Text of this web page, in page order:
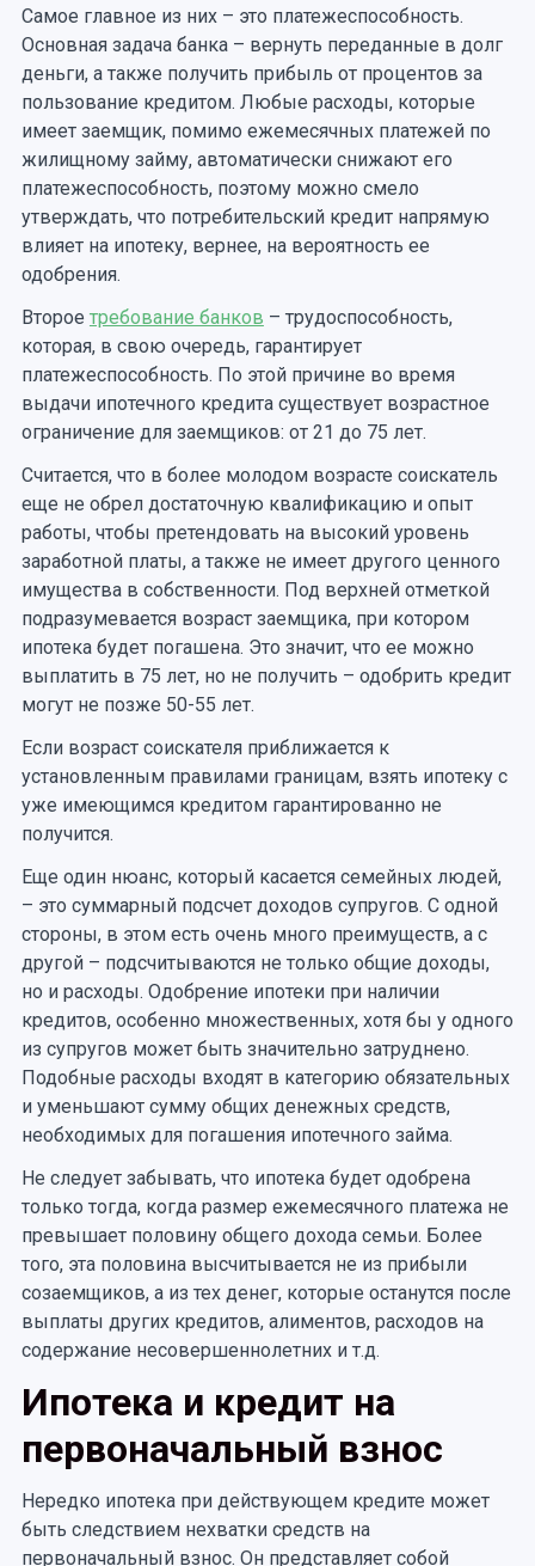
Самое главное из них – это платежеспособность.
Основная задача банка – вернуть переданные в долг
деньги, а также получить прибыль от процентов за
пользование кредитом. Любые расходы, которые
имеет заемщик, помимо ежемесячных платежей по
жилищному займу, автоматически снижают его
платежеспособность, поэтому можно смело
утверждать, что потребительский кредит напрямую
влияет на ипотеку, вернее, на вероятность ее
одобрения.
Второе требование банков – трудоспособность,
которая, в свою очередь, гарантирует
платежеспособность. По этой причине во время
выдачи ипотечного кредита существует возрастное
ограничение для заемщиков: от 21 до 75 лет.
Считается, что в более молодом возрасте соискатель
еще не обрел достаточную квалификацию и опыт
работы, чтобы претендовать на высокий уровень
заработной платы, а также не имеет другого ценного
имущества в собственности. Под верхней отметкой
подразумевается возраст заемщика, при котором
ипотека будет погашена. Это значит, что ее можно
выплатить в 75 лет, но не получить – одобрить кредит
могут не позже 50-55 лет.
Если возраст соискателя приближается к
установленным правилами границам, взять ипотеку с
уже имеющимся кредитом гарантированно не
получится.
Еще один нюанс, который касается семейных людей,
– это суммарный подсчет доходов супругов. С одной
стороны, в этом есть очень много преимуществ, а с
другой – подсчитываются не только общие доходы,
но и расходы. Одобрение ипотеки при наличии
кредитов, особенно множественных, хотя бы у одного
из супругов может быть значительно затруднено.
Подобные расходы входят в категорию обязательных
и уменьшают сумму общих денежных средств,
необходимых для погашения ипотечного займа.
Не следует забывать, что ипотека будет одобрена
только тогда, когда размер ежемесячного платежа не
превышает половину общего дохода семьи. Более
того, эта половина высчитывается не из прибыли
созаемщиков, а из тех денег, которые останутся после
выплаты других кредитов, алиментов, расходов на
содержание несовершеннолетних и т.д.
Ипотека и кредит на
первоначальный взнос
Нередко ипотека при действующем кредите может
быть следствием нехватки средств на
первоначальный взнос. Он представляет собой